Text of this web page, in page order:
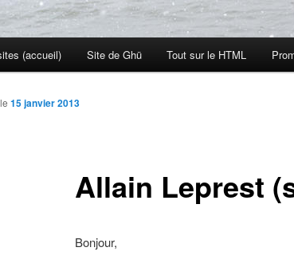
(accueil) Site de Ghü Tout sur le HTML
Allain Leprest
15 janvier 2013
Bonjour,